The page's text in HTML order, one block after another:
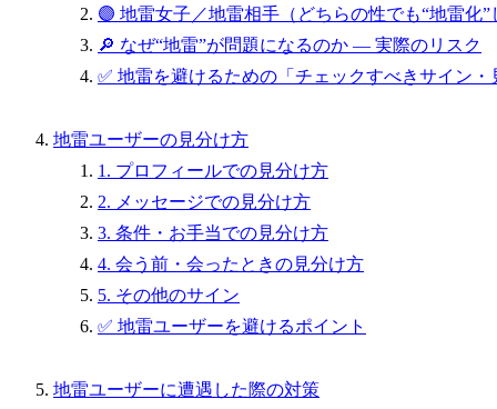
🟣 地雷女子／地雷相手（どちらの性でも“地雷化”
🔎 なぜ“地雷”が問題になるのか — 実際のリスク
✅ 地雷を避けるための「チェックすべきサイン・
地雷ユーザーの見分け方
1. プロフィールでの見分け方
2. メッセージでの見分け方
3. 条件・お手当での見分け方
4. 会う前・会ったときの見分け方
5. その他のサイン
✅ 地雷ユーザーを避けるポイント
地雷ユーザーに遭遇した際の対策